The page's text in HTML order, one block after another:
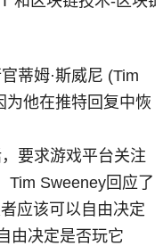
蒂姆·斯威尼 (Tim
为他在推特回复中恢
要求游戏平台关注
Tim Sweeney回应了
应该可以自由决定
由决定是否玩它